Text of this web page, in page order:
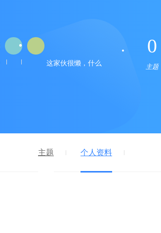
这家伙很懒，什么
0
主题
主题 个人资料